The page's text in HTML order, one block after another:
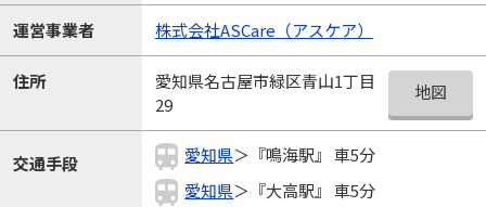
運営事業者 株式会社ASCare（アスケア）
住所
愛知県名古屋市緑区青山1丁目
29
地図
交通手段 愛知県＞『鳴海駅』 車5分
愛知県＞『大高駅』 車5分